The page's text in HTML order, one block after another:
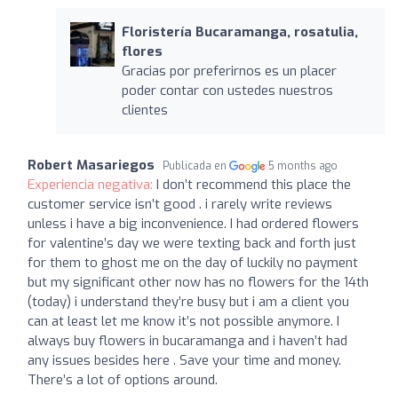
Floristería Bucaramanga, rosatulia,
flores
Gracias por preferirnos es un placer
poder contar con ustedes nuestros
clientes
Robert Masariegos Publicada en 5 months ago
Experiencia negativa: I don’t recommend this place the
customer service isn’t good . i rarely write reviews
unless i have a big inconvenience. I had ordered flowers
for valentine’s day we were texting back and forth just
for them to ghost me on the day of luckily no payment
but my significant other now has no flowers for the 14th
(today) i understand they’re busy but i am a client you
can at least let me know it’s not possible anymore. I
always buy flowers in bucaramanga and i haven’t had
any issues besides here . Save your time and money.
There’s a lot of options around.